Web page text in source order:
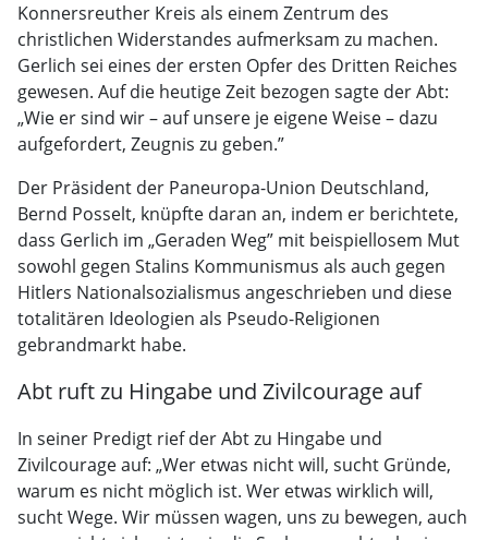
Konnersreuther Kreis als einem Zentrum des
christlichen Widerstandes aufmerksam zu machen.
Gerlich sei eines der ersten Opfer des Dritten Reiches
gewesen. Auf die heutige Zeit bezogen sagte der Abt:
„Wie er sind wir – auf unsere je eigene Weise – dazu
aufgefordert, Zeugnis zu geben.”
Der Präsident der Paneuropa-Union Deutschland,
Bernd Posselt, knüpfte daran an, indem er berichtete,
dass Gerlich im „Geraden Weg” mit beispiellosem Mut
sowohl gegen Stalins Kommunismus als auch gegen
Hitlers Nationalsozialismus angeschrieben und diese
totalitären Ideologien als Pseudo-Religionen
gebrandmarkt habe.
Abt ruft zu Hingabe und Zivilcourage auf
In seiner Predigt rief der Abt zu Hingabe und
Zivilcourage auf: „Wer etwas nicht will, sucht Gründe,
warum es nicht möglich ist. Wer etwas wirklich will,
sucht Wege. Wir müssen wagen, uns zu bewegen, auch